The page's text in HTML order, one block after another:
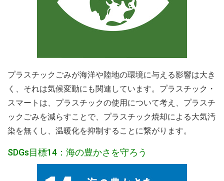
プラスチックごみが海洋や陸地の環境に与える影響は大き
く、それは気候変動にも関連しています。プラスチック・
スマートは、プラスチックの使用について考え、プラスチ
ックごみを減らすことで、プラスチック焼却による大気汚
染を無くし、温暖化を抑制することに繋がります。
SDGs目標14：海の豊かさを守ろう